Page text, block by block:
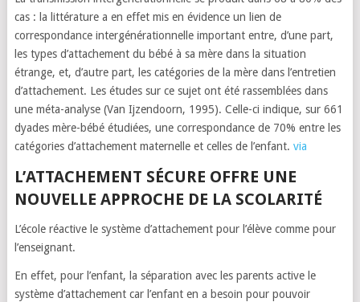
cas : la littérature a en effet mis en évidence un lien de
correspondance intergénérationnelle important entre, d’une part,
les types d’attachement du bébé à sa mère dans la situation
étrange, et, d’autre part, les catégories de la mère dans l’entretien
d’attachement. Les études sur ce sujet ont été rassemblées dans
une méta-analyse (Van Ijzendoorn, 1995). Celle-ci indique, sur 661
dyades mère-bébé étudiées, une correspondance de 70% entre les
catégories d’attachement maternelle et celles de l’enfant. via
L’ATTACHEMENT SÉCURE OFFRE UNE
NOUVELLE APPROCHE DE LA SCOLARITÉ
L’école réactive le système d’attachement pour l’élève comme pour
l’enseignant.
En effet, pour l’enfant, la séparation avec les parents active le
système d’attachement car l’enfant en a besoin pour pouvoir